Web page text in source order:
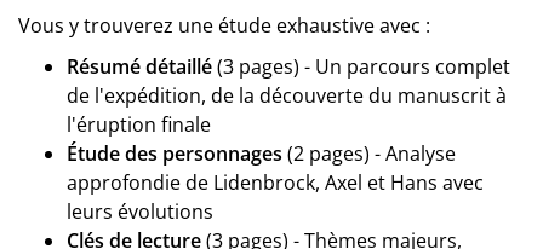
Vous y trouverez une étude exhaustive avec :
Résumé détaillé(3 pages) - Un parcours complet
de l'expédition, de la découverte du manuscrit à
l'éruption finale
Étude des personnages (2 pages) - Analyse
approfondie de Lidenbrock, Axel et Hans avec
leurs évolutions
Clés de lecture(3 pages) - Thèmes majeurs,